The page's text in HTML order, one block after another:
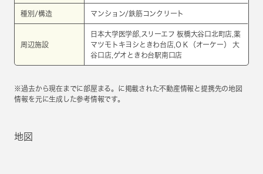
種別/構造 マンション/鉄筋コンクリート
周辺施設
日本大学医学部,スリーエフ 板橋大谷口北町店,薬
マツモトキヨシときわ台店,ＯＫ（オーケー） 大
谷口店,ゲオときわ台駅南口店
※過去から現在までに部屋まる。に掲載された不動産情報と提携先の地図
情報を元に生成した参考情報です。
地図